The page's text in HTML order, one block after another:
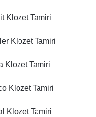
Klozet Tamiri
Klozet Tamiri
Klozet Tamiri
Klozet Tamiri
Klozet Tamiri